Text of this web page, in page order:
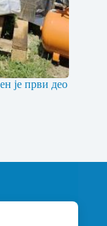
је први део